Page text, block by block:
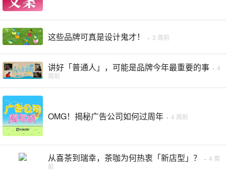
这些品牌可真是设计鬼才！ · 3 周前
讲好「普通人」，可能是品牌今年最重要的事 · 4
周前
OMG！揭秘广告公司如何过周年 · 4 周前
从喜茶到瑞幸，茶咖为何热衷「新店型」？ · 4 周
前